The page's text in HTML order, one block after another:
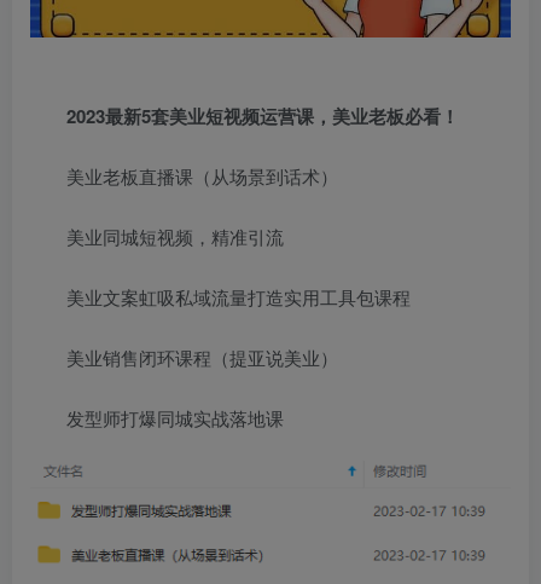
2023最新5套美业短视频运营课，美业老板必看！
美业老板直播课（从场景到话术）
美业同城短视频，精准引流
美业文案虹吸私域流量打造实用工具包课程
美业销售闭环课程（提亚说美业）
发型师打爆同城实战落地课